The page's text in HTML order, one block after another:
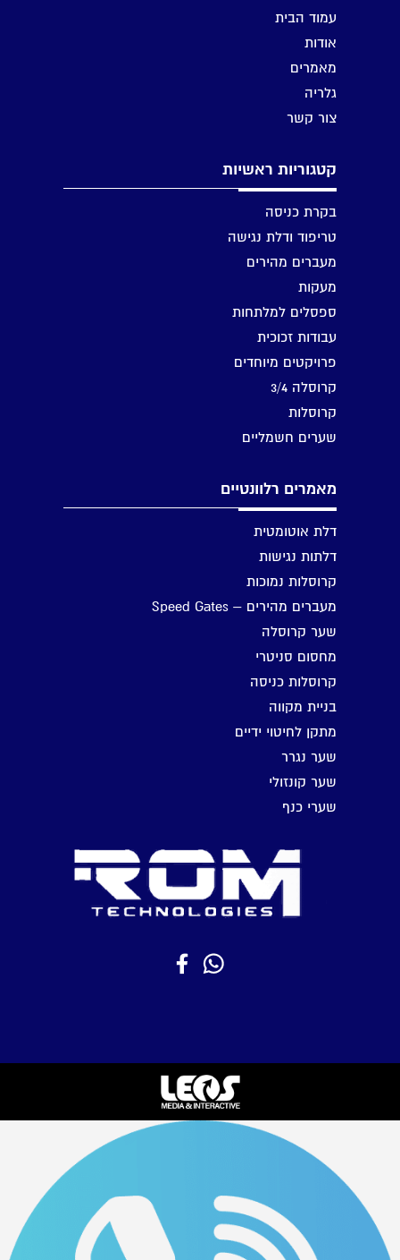
עמוד הבית
אודות
מאמרים
גלריה
צור קשר
קטגוריות ראשיות
בקרת כניסה
טריפוד ודלת נגישה
מעברים מהירים
מעקות
ספסלים למלתחות
עבודות זכוכית
פרויקטים מיוחדים
קרוסלה 3/4
קרוסלות
שערים חשמליים
מאמרים רלוונטיים
דלת אוטומטית
דלתות נגישות
קרוסלות נמוכות
מעברים מהירים – Speed Gates
שער קרוסלה
מחסום סניטרי
קרוסלות כניסה
בניית מקווה
מתקן לחיטוי ידיים
שער נגרר
שער קונזולי
שערי כנף